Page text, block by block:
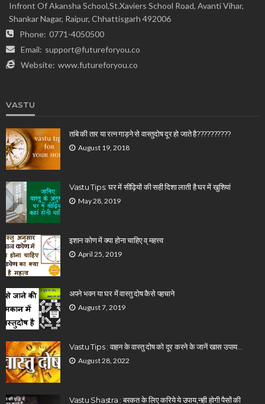
Infront Of Akansha School,St.Xaviers School Road, Avanti Vihar,
Shankar Nagar, Raipur, Chhattisgarh 492006
Phone: 0771-4050500
Email: support@futureforyou.co
Website: www.futureforyou.co
VASTU
तांबे की तार या रत्न गाड़ने से वास्तुदोष दूर हो जाते है??????????
August 19, 2018
Vastu Tips: घर में सीढ़ियों की सही दिशा लाती है घर में खुशियां
May 28, 2019
इशान कोण में क्या होना चाहिए व् महत्त्व
April 25, 2019
अपने भवन या घर में वास्तु दोष कैसे पहचाने
August 7, 2019
Vastu Tips : वाहन के वास्तु दोष को दूर करने के जानें खास उपाय…
August 28, 2022
Vastu Shastra : बरकत के लिए करिये ये उपाय,नही होगी पैसों की